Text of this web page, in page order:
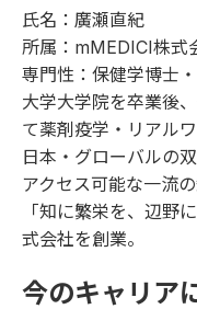
氏名：廣瀬直紀
所属：mMEDICI株式
専門性：保健学博士
大学大学院を卒業後
て薬剤疫学・リアル
日本・グローバルの
アクセス可能な一流
「知に繁栄を、辺野
式会社を創業。
今のキャリア